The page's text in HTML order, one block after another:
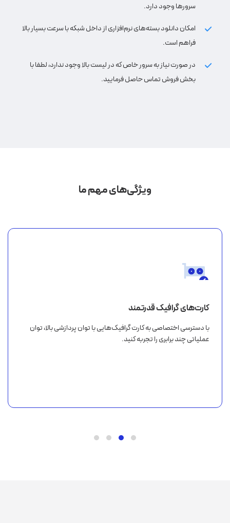
سرورها وجود دارد.
امکان دانلود بسته‌های نرم‌افزاری از داخل شبکه با سرعت بسیار بالا
فراهم است.
در صورت نیاز به سرور خاص که در لیست بالا وجود ندارد، لطفا با
بخش فروش تماس حاصل فرمایید.
ویژگی‌های مهم ما
کارت‌های گرافیک قدرتمند
با دسترسی اختصاصی به کارت گرافیک‌هایی با توان پردازشی بالا، توان
عملیاتی چند برابری را تجربه کنید.